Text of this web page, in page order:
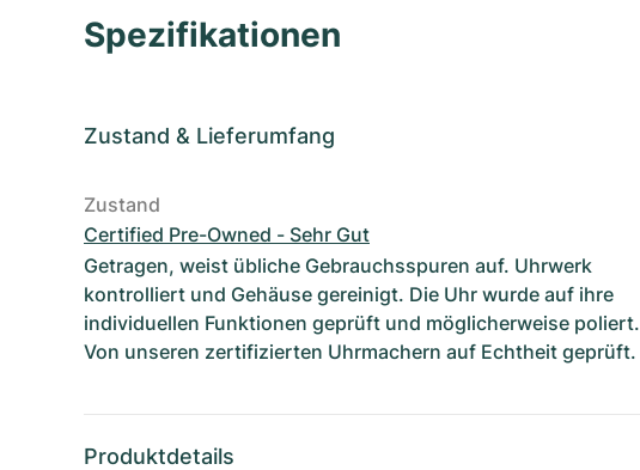
Spezifikationen
Zustand & Lieferumfang
Zustand
Certified Pre-Owned - Sehr Gut
Getragen, weist übliche Gebrauchsspuren auf. Uhrwerk
kontrolliert und Gehäuse gereinigt. Die Uhr wurde auf ihre
individuellen Funktionen geprüft und möglicherweise poliert.
Von unseren zertifizierten Uhrmachern auf Echtheit geprüft.
Produktdetails